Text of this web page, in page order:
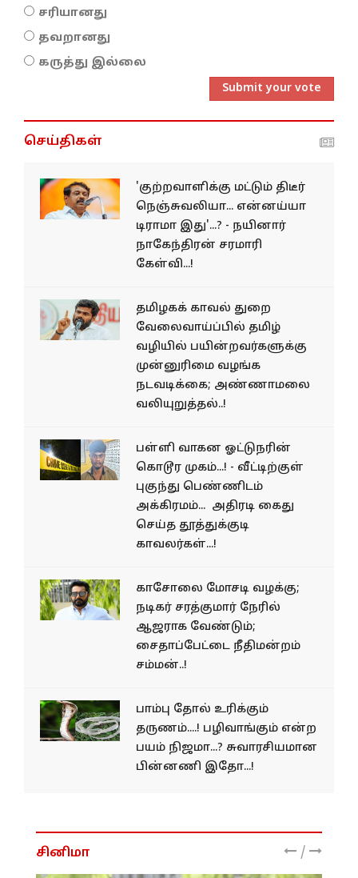
சரியானது
தவறானது
கருத்து இல்லை
Submit your vote
செய்திகள்
'குற்றவாளிக்கு மட்டும் திடீர்
நெஞ்சுவலியா... என்னய்யா
டிராமா இது'...? - நயினார்
நாகேந்திரன் சரமாரி
கேள்வி...!
தமிழகக் காவல் துறை
வேலைவாய்ப்பில் தமிழ்
வழியில் பயின்றவர்களுக்கு
முன்னுரிமை வழங்க
நடவடிக்கை; அண்ணாமலை
வலியுறுத்தல்..!
பள்ளி வாகன ஓட்டுநரின்
கொடூர முகம்...! - வீட்டிற்குள்
புகுந்து பெண்ணிடம்
அக்கிரமம்... அதிரடி கைது
செய்த தூத்துக்குடி
காவலர்கள்...!
காசோலை மோசடி வழக்கு;
நடிகர் சரத்குமார் நேரில்
ஆஜராக வேண்டும்;
சைதாப்பேட்டை நீதிமன்றம்
சம்மன்..!
பாம்பு தோல் உரிக்கும்
தருணம்....! பழிவாங்கும் என்ற
பயம் நிஜமா...? சுவாரசியமான
பின்னணி இதோ...!
சினிமா /